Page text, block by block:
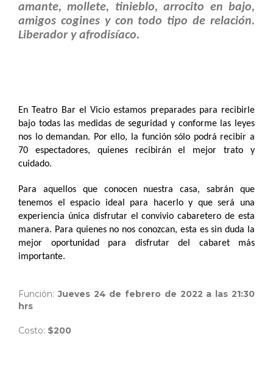
amante, mollete, tinieblo, arrocito en bajo,
amigos cogines y con todo tipo de relación.
Liberador y afrodisíaco.
En Teatro Bar el Vicio estamos preparades para recibirle
bajo todas las medidas de seguridad y conforme las leyes
nos lo demandan. Por ello, la función sólo podrá recibir a
70 espectadores, quienes recibirán el mejor trato y
cuidado.
Para aquellos que conocen nuestra casa, sabrán que
tenemos el espacio ideal para hacerlo y que será una
experiencia única disfrutar el convivio cabaretero de esta
manera. Para quienes no nos conozcan, esta es sin duda la
mejor oportunidad para disfrutar del cabaret más
importante.
Función:Jueves 24 de febrero de 2022 a las 21:30
hrs
Costo: $200